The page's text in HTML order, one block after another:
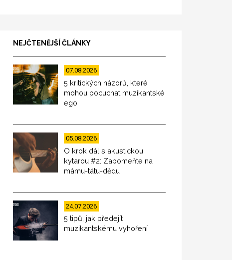
NEJČTENĚJŠÍ ČLÁNKY
07.08.2026
5 kritických názorů, které
mohou pocuchat muzikantské
ego
05.08.2026
O krok dál s akustickou
kytarou #2: Zapomeňte na
mámu-tátu-dědu
24.07.2026
5 tipů, jak předejít
muzikantskému vyhoření